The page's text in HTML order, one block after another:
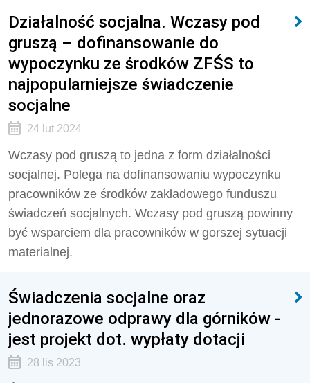
Działalność socjalna. Wczasy pod
gruszą – dofinansowanie do
wypoczynku ze środków ZFŚS to
najpopularniejsze świadczenie
socjalne
24 lut 2024
Wczasy pod gruszą to jedna z form działalności
socjalnej. Polega na dofinansowaniu wypoczynku
pracowników ze środków zakładowego funduszu
świadczeń socjalnych. Wczasy pod gruszą powinny
być wsparciem dla pracowników w gorszej sytuacji
materialnej.
Świadczenia socjalne oraz
jednorazowe odprawy dla górników -
jest projekt dot. wypłaty dotacji
28 lis 2023